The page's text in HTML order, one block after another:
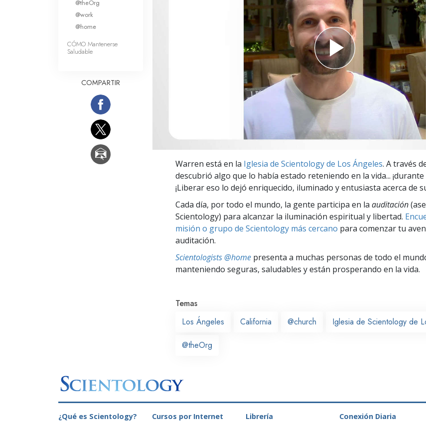
Amor y Odio: ¿Qué es Grandeza?
Warren está en la Iglesia de Scientology de Los Ángeles. A través
descubrió algo que lo había estado reteniendo en la vida... ¡durante
¡Liberar eso lo dejó enriquecido, iluminado y entusiasta acerca de
Cada día, por todo el mundo, la gente participa en la auditación
Scientology) para alcanzar la iluminación espiritual y libertad.
misión o grupo de Scientology más cercano para comenzar tu
auditación.
Scientologists @home presenta a muchas personas de todo el
manteniendo seguras, saludables y están prosperando en la vida.
Temas
Los Ángeles
California @church Iglesia de Scientology de
@theOrg
@theOrg
@work
@home
CÓMO Mantenerse
Saludable
COMPARTIR
¿Qué es Scientology? Cursos por Internet Librería Conexión Diaria